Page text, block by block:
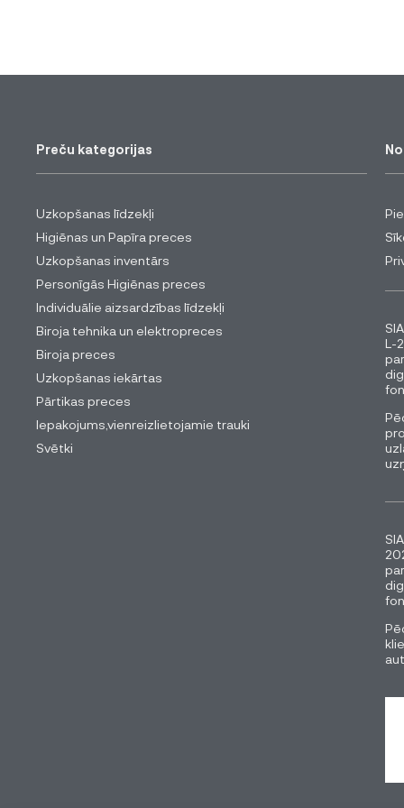
Preču kategorijas
Uzkopšanas līdzekļi
Higiēnas un Papīra preces
Uzkopšanas inventārs
Personīgās Higiēnas preces
Individuālie aizsardzības līdzekļi
Biroja tehnika un elektropreces
Biroja preces
Uzkopšanas iekārtas
Pārtikas preces
Iepakojums,vienreizlietojamie trauki
Svētki
L-